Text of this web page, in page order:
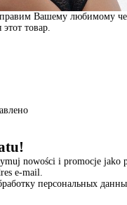
Вашему любимому
товар.
nowości i promocje jako
e-mail.
персональных